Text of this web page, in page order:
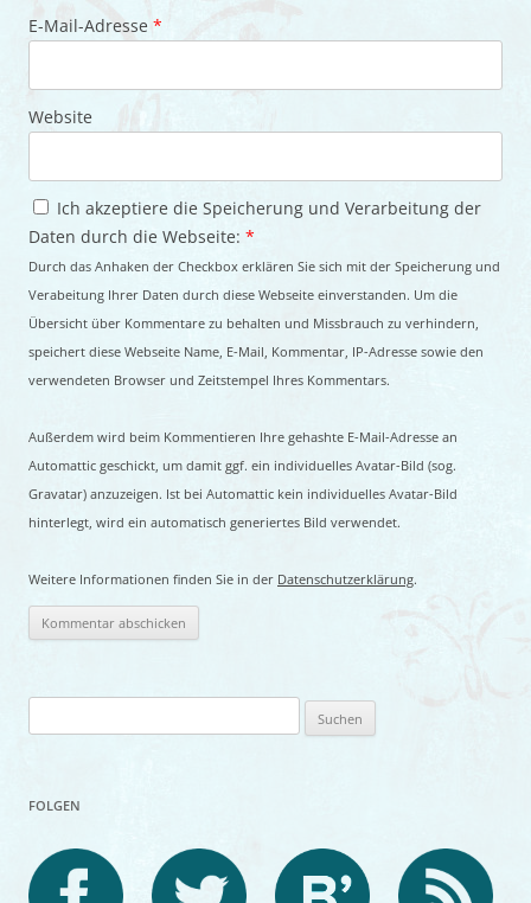
E-Mail-Adresse *
Website
Ich akzeptiere die Speicherung und Verarbeitung der
Daten durch die Webseite: *
Durch das Anhaken der Checkbox erklären Sie sich mit der Speicherung und
Verabeitung Ihrer Daten durch diese Webseite einverstanden. Um die
Übersicht über Kommentare zu behalten und Missbrauch zu verhindern,
speichert diese Webseite Name, E-Mail, Kommentar, IP-Adresse sowie den
verwendeten Browser und Zeitstempel Ihres Kommentars.
Außerdem wird beim Kommentieren Ihre gehashte E-Mail-Adresse an
Automattic geschickt, um damit ggf. ein individuelles Avatar-Bild (sog.
Gravatar) anzuzeigen. Ist bei Automattic kein individuelles Avatar-Bild
hinterlegt, wird ein automatisch generiertes Bild verwendet.
Weitere Informationen finden Sie in der Datenschutzerklärung.
nach:
FOLGEN